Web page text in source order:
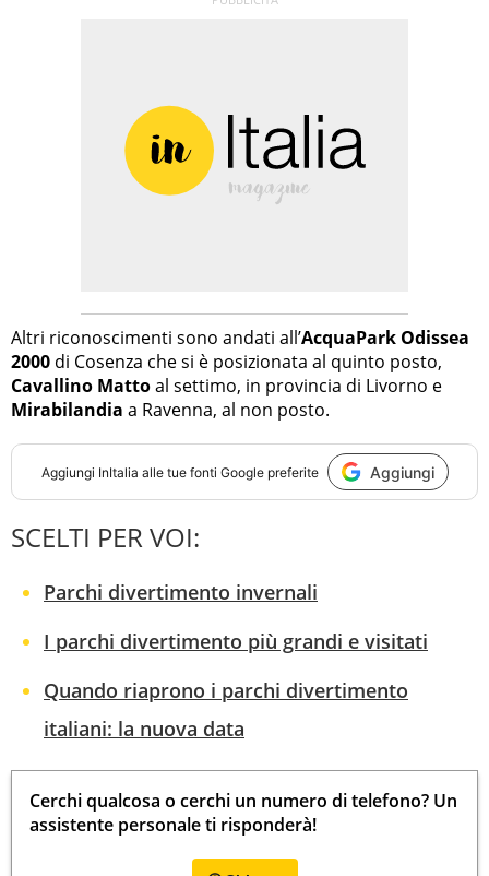
Altri riconoscimenti sono andati all’AcquaPark Odissea
2000 di Cosenza che si è posizionata al quinto posto,
Cavallino Mattoal settimo, in provincia di Livorno e
Mirabilandia a Ravenna, al non posto.
Aggiungi InItalia alle tue fonti Google preferite Aggiungi
SCELTI PER VOI:
Parchi divertimento invernali
I parchi divertimento più grandi e visitati
Quando riaprono i parchi divertimento
italiani: la nuova data
Cerchi qualcosa o cerchi un numero di telefono? Un
assistente personale ti risponderà!